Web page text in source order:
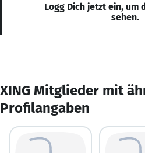
Logg Dich jetzt ein, um
sehen.
XING Mitglieder mit
Profilangaben